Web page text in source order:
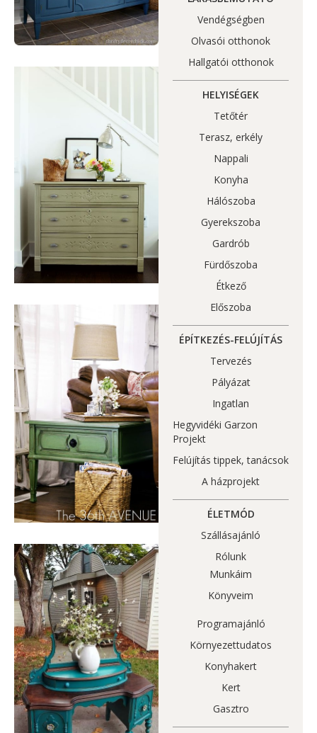
Vendégségben
Olvasói otthonok
Hallgatói otthonok
HELYISÉGEK
Tetőtér
Terasz, erkély
Nappali
Konyha
Hálószoba
Gyerekszoba
Gardrób
Fürdőszoba
Étkező
Előszoba
ÉPÍTKEZÉS-FELÚJÍTÁS
Tervezés
Pályázat
Ingatlan
Hegyvidéki Garzon
Projekt
Felújítás tippek, tanácsok
A házprojekt
ÉLETMÓD
Szállásajánló
Rólunk
Munkáim
Könyveim
Programajánló
Környezettudatos
Konyhakert
Kert
Gasztro